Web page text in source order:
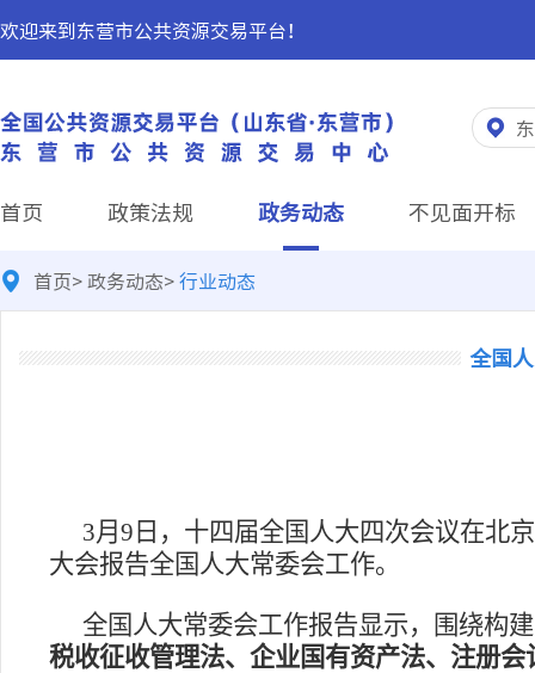
欢迎来到东营市公共资源交易平台！
首页 政策法规 政务动态 不见面开标
首页>政务动态>行业动态
全国
3月9日，十四届全国人大四次会议在北
大会报告全国人大常委会工作。
全国人大常委会工作报告显示，围绕构
税收征收管理法、企业国有资产法、注册